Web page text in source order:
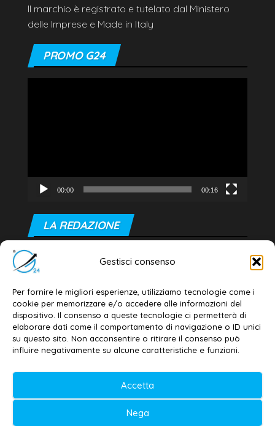
Gestisci consenso
Per fornire le migliori esperienze, utilizziamo tecnologie come i
cookie per memorizzare e/o accedere alle informazioni del
dispositivo. Il consenso a queste tecnologie ci permetterà di
elaborare dati come il comportamento di navigazione o ID unici
su questo sito. Non acconsentire o ritirare il consenso può
influire negativamente su alcune caratteristiche e funzioni.
Accetta
Nega
Il marchio è registrato e tutelato dal Ministero
delle Imprese e Made in Italy
PROMO G24
00:00 00:16
LA REDAZIONE
Editore e direttore responsabile:
Dott. Daniele G. Masciullo
Email: redazione@galatina24.it
Contatti –Disclaimer
Privacy policy –Cookie policy
Testata iscritta al n. 11/2020 Registro della
Stampa Tribunale di Lecce